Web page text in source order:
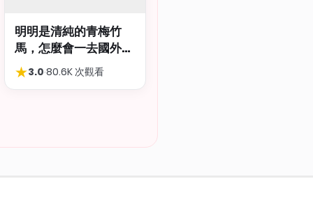
明明是清純的青梅竹
馬，怎麼會一去國外留
學就到處品嚐國際雞
巴…
★3.0·80.6K 次觀看